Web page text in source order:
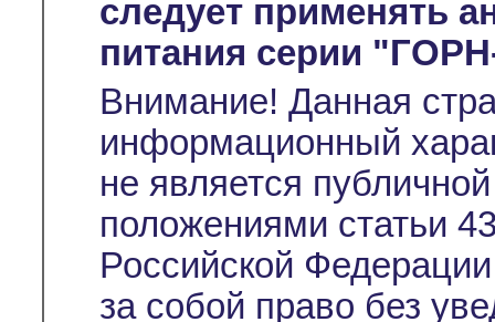
следует применять
питания серии
Внимание! Данная
информационный
не является
положениями статьи
Российской
за собой право без